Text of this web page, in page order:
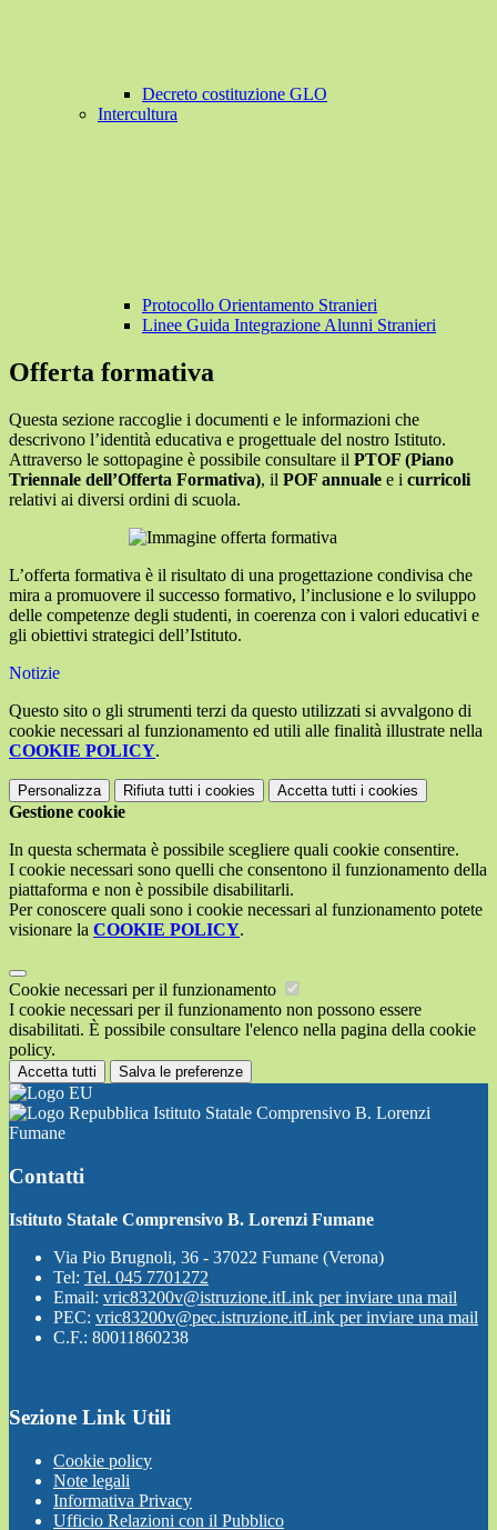
Decreto costituzione GLO
Intercultura
Protocollo Orientamento Stranieri
Linee Guida Integrazione Alunni Stranieri
Offerta formativa
Questa sezione raccoglie i documenti e le informazioni che
descrivono l’identità educativa e progettuale del nostro Istituto.
Attraverso le sottopagine è possibile consultare il PTOF (Piano
Triennale dell’Offerta Formativa), il POF annuale e i curricoli
relativi ai diversi ordini di scuola.
L’offerta formativa è il risultato di una progettazione condivisa che
mira a promuovere il successo formativo, l’inclusione e lo sviluppo
delle competenze degli studenti, in coerenza con i valori educativi e
gli obiettivi strategici dell’Istituto.
Notizie
Questo sito o gli strumenti terzi da questo utilizzati si avvalgono di
cookie necessari al funzionamento ed utili alle finalità illustrate nella
COOKIE POLICY.
Personalizza Rifiuta tutti i cookies Accetta tutti i cookies
Gestione cookie
In questa schermata è possibile scegliere quali cookie consentire.
I cookie necessari sono quelli che consentono il funzionamento della
piattaforma e non è possibile disabilitarli.
Per conoscere quali sono i cookie necessari al funzionamento potete
visionare la COOKIE POLICY.
Cookie necessari per il funzionamento
I cookie necessari per il funzionamento non possono essere
disabilitati. È possibile consultare l'elenco nella pagina della cookie
policy.
Accetta tutti Salva le preferenze
Istituto Statale Comprensivo B. Lorenzi
Fumane
Contatti
Istituto Statale Comprensivo B. Lorenzi Fumane
Via Pio Brugnoli, 36 - 37022 Fumane (Verona)
Tel: Tel. 045 7701272
Email: vric83200v@istruzione.itLink per inviare una mail
PEC: vric83200v@pec.istruzione.itLink per inviare una mail
C.F.: 80011860238
Sezione Link Utili
Cookie policy
Note legali
Informativa Privacy
Ufficio Relazioni con il Pubblico